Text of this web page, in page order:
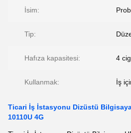
İsim:
Tip:
Hafıza kapasitesi: 4
Kullanmak: İş
Ticari İş İstasyonu Dizüstü
10110U 4G